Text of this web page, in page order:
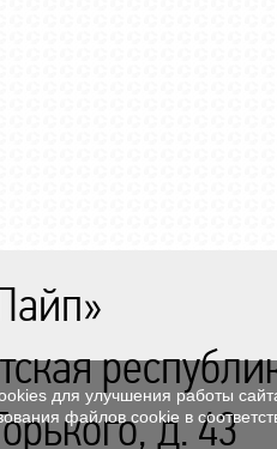
д. 43
для улучшения работы
файлов cookie в